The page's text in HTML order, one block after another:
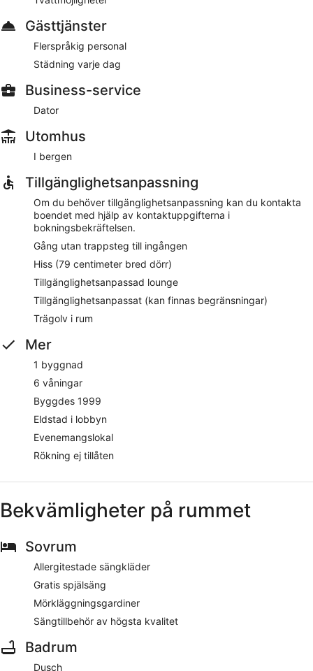
Gästtjänster
Flerspråkig personal
Städning varje dag
Business-service
Dator
Utomhus
I bergen
Tillgänglighetsanpassning
Om du behöver tillgänglighetsanpassning kan du kontakta
boendet med hjälp av kontaktuppgifterna i
bokningsbekräftelsen.
Gång utan trappsteg till ingången
Hiss (79 centimeter bred dörr)
Tillgänglighetsanpassad lounge
Tillgänglighetsanpassat (kan finnas begränsningar)
Trägolv i rum
Mer
1 byggnad
6 våningar
Byggdes 1999
Eldstad i lobbyn
Evenemangslokal
Rökning ej tillåten
Bekvämligheter på rummet
Sovrum
Allergitestade sängkläder
Gratis spjälsäng
Mörkläggningsgardiner
Sängtillbehör av högsta kvalitet
Badrum
Dusch